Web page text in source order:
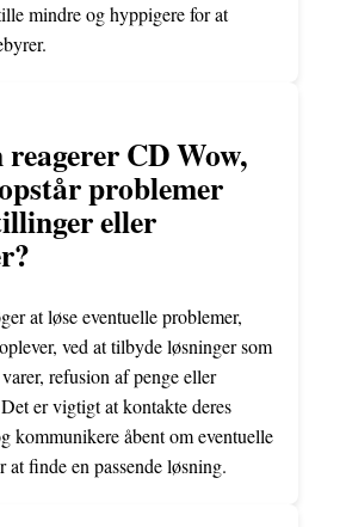
mindre og hyppigere for at
CD Wow,
problemer
eller
at løse eventuelle problemer,
ved at tilbyde løsninger som
refusion af penge eller
er vigtigt at kontakte deres
kommunikere åbent om eventuelle
at finde en passende løsning.